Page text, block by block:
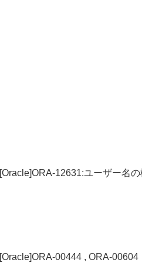
[Oracle]ORA-12631:ユーザー名
[Oracle]ORA-00444 , ORA-00604